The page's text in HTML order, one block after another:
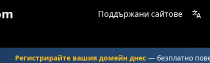
Поддържани сайтове
Регистрирайте вашия домейн днес — безплатно